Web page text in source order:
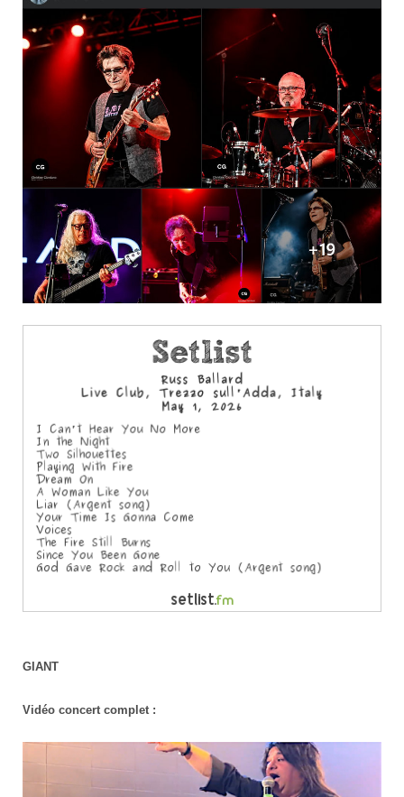
GIANT
Vidéo concert complet :